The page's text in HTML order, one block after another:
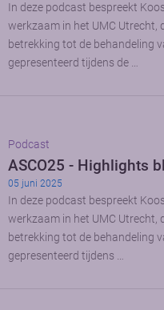
In deze podcast bespreekt
werkzaam in het UMC
betrekking tot de behandeling
gepresenteerd tijdens de …
Podcast
ASCO25 - Highlights
05 juni 2025
In deze podcast bespreekt
werkzaam in het UMC
betrekking tot de behandeling
gepresenteerd tijdens …